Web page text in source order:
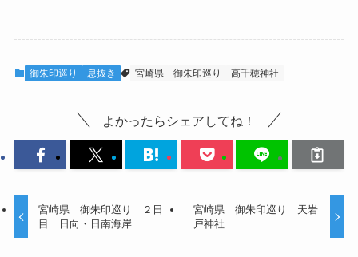
御朱印巡り 息抜き 宮崎県 御朱印巡り 高千穂神社
よかったらシェアしてね！
宮崎県 御朱印巡り ２日
目 日向・日南海岸
宮崎県 御朱印巡り 天岩
戸神社